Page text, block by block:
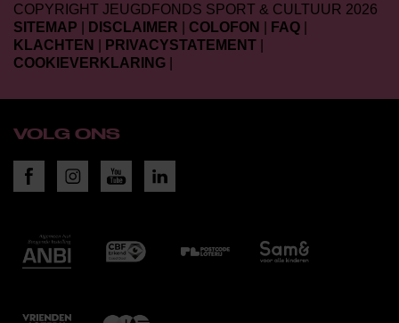
COPYRIGHT JEUGDFONDS SPORT & CULTUUR 2026
SITEMAP
DISCLAIMER COLOFON FAQ
KLACHTEN
PRIVACYSTATEMENT
COOKIEVERKLARING
VOLG ONS